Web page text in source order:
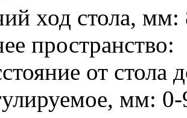
ход стола, мм:
пространство:
от стола
мм: